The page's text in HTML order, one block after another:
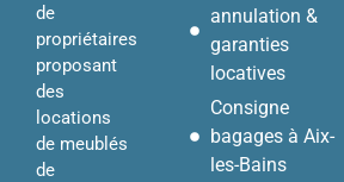
de
propriétaires
proposant
des
locations
de meublés
de
annulation &
garanties
locatives
Consigne
bagages à Aix-
les-Bains